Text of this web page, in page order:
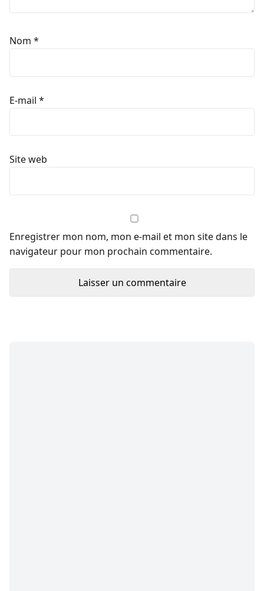
Nom *
E-mail *
Site web
Enregistrer mon nom, mon e-mail et mon site dans le
navigateur pour mon prochain commentaire.